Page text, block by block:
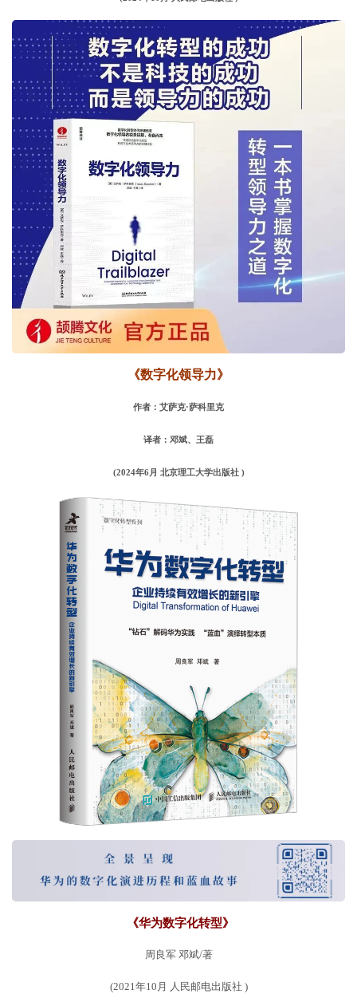
《数字化领导力》
作者：艾萨克·萨科里克
译者：邓斌、王磊
(2024年6月 北京理工大学出版社 )
《华为数字化转型》
周良军 邓斌/著
(2021年10月 人民邮电出版社 )